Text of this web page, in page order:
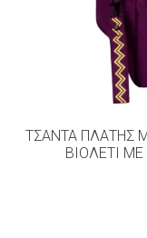
ΤΣΆΝΤΑ ΠΛΆΤΗΣ
ΒΙΟΛΕΤΊ